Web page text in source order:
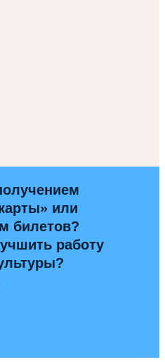
или
билетов?
работу